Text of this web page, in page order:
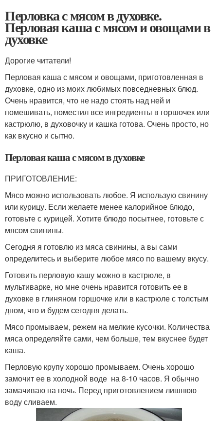
Перловка с мясом в духовке.
Перловая каша с мясом и овощами в
духовке
Дорогие читатели!
Перловая каша с мясом и овощами, приготовленная в
духовке, одно из моих любимых повседневных блюд.
Очень нравится, что не надо стоять над ней и
помешивать, поместил все ингредиенты в горшочек или
кастрюлю, в духовочку и кашка готова. Очень просто, но
как вкусно и сытно.
Перловая каша с мясом в духовке
ПРИГОТОВЛЕНИЕ:
Мясо можно использовать любое. Я использую свинину
или курицу. Если желаете менее калорийное блюдо,
готовьте с курицей. Хотите блюдо посытнее, готовьте с
мясом свинины.
Сегодня я готовлю из мяса свинины, а вы сами
определитесь и выберите любое мясо по вашему вкусу.
Готовить перловую кашу можно в кастрюле, в
мультиварке, но мне очень нравится готовить ее в
духовке в глиняном горшочке или в кастрюле с толстым
дном, что и будем сегодня делать.
Мясо промываем, режем на мелкие кусочки. Количества
мяса определяйте сами, чем больше, тем вкуснее будет
каша.
Перловую крупу хорошо промываем. Очень хорошо
замочит ее в холодной воде на 8-10 часов. Я обычно
замачиваю на ночь. Перед приготовлением лишнюю
воду сливаем.